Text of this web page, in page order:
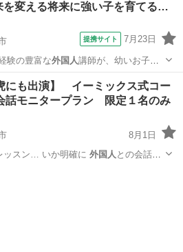
変える将来に強い子を育てる
提携サイト 7月23日
験の豊富な外国人講師が、幼いお子様
にも出演】 イーミックス式コー
話モニタープラン 限定１名のみ
8月1日
ッスン… いか明確に 外国人 との会話が